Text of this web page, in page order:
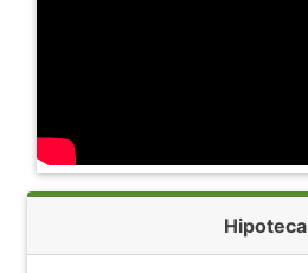
Hipoteca